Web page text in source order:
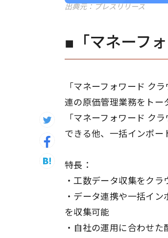
出典元：プレスリリース
■「マネーフ
「マネーフォワード ク
連の原価管理業務をトー
「マネーフォワード ク
できる他、一括インポー
特長：
・工数データ収集をクラ
・データ連携や一括イ
を収集可能
・自社の運用に合わせ